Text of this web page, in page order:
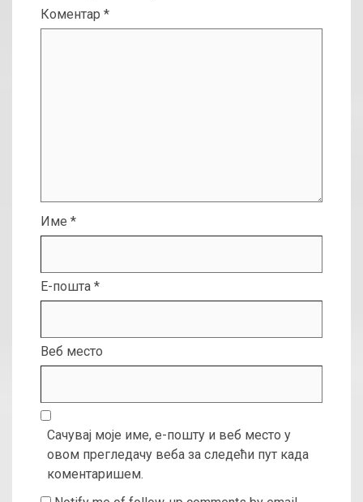
Коментар *
Име *
Е-пошта *
Веб место
Сачувај моје име, е-пошту и веб место у
овом прегледачу веба за следећи пут када
коментаришем.